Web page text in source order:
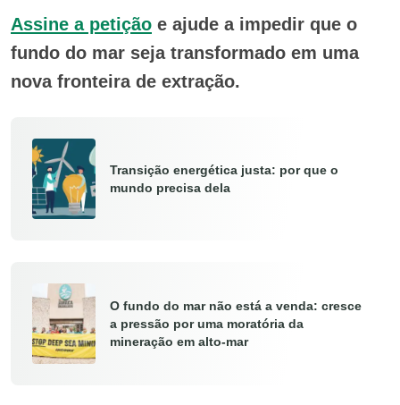
Assine a petição e ajude a impedir que o
fundo do mar seja transformado em uma
nova fronteira de extração.
Transição energética justa: por que o
mundo precisa dela
O fundo do mar não está a venda: cresce
a pressão por uma moratória da
mineração em alto-mar